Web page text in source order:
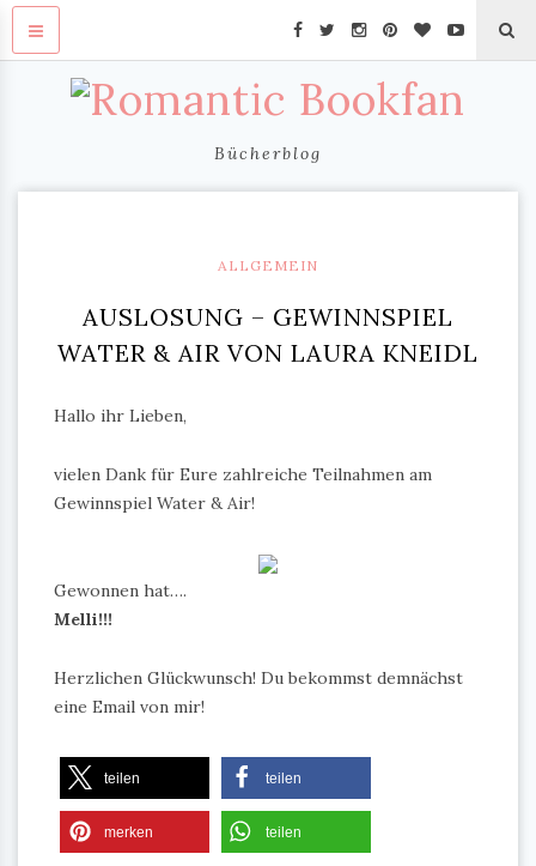
Bücherblog
ALLGEMEIN
AUSLOSUNG – GEWINNSPIEL
WATER & AIR VON LAURA KNEIDL
Hallo ihr Lieben,
vielen Dank für Eure zahlreiche Teilnahmen am
Gewinnspiel Water & Air!
Gewonnen hat….
Melli!!!
Herzlichen Glückwunsch! Du bekommst demnächst
eine Email von mir!
teilen teilen
merken teilen